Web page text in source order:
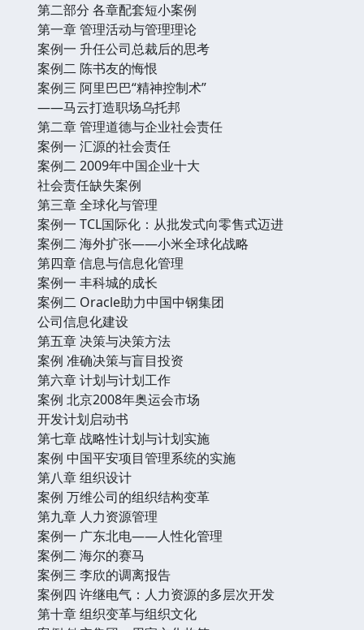
第二部分 各章配套短小案例
第一章 管理活动与管理理论
案例一 升任公司总裁后的思考
案例二 陈书友的悔恨
案例三 阿里巴巴“精神控制术”
——马云打造职场乌托邦
第二章 管理道德与企业社会责任
案例一 汇源的社会责任
案例二 2009年中国企业十大
社会责任缺失案例
第三章 全球化与管理
案例一 TCL国际化：从批发式向零售式迈进
案例二 海外扩张——小米全球化战略
第四章 信息与信息化管理
案例一 丰科城的成长
案例二 Oracle助力中国中钢集团
公司信息化建设
第五章 决策与决策方法
案例 准确决策与盲目投资
第六章 计划与计划工作
案例 北京2008年奥运会市场
开发计划启动书
第七章 战略性计划与计划实施
案例 中国平安项目管理系统的实施
第八章 组织设计
案例 万维公司的组织结构变革
第九章 人力资源管理
案例一 广东北电——人性化管理
案例二 海尔的赛马
案例三 李欣的调离报告
案例四 许继电气：人力资源的多层次开发
第十章 组织变革与组织文化